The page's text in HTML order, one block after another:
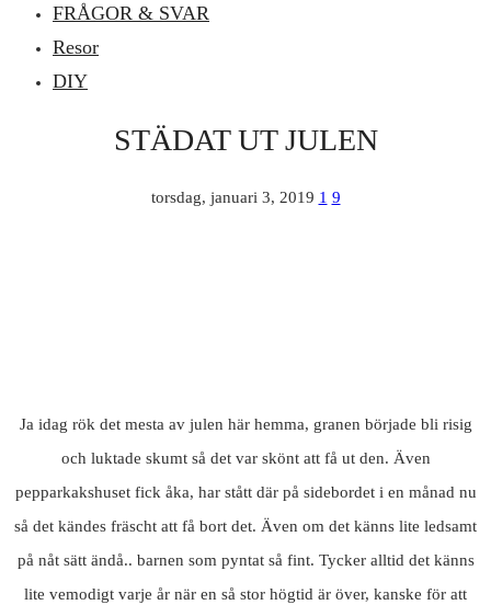
FRÅGOR & SVAR
Resor
DIY
STÄDAT UT JULEN
torsdag, januari 3, 2019 1 9
Ja idag rök det mesta av julen här hemma, granen började bli risig
och luktade skumt så det var skönt att få ut den. Även
pepparkakshuset fick åka, har stått där på sidebordet i en månad nu
så det kändes fräscht att få bort det. Även om det känns lite ledsamt
på nåt sätt ändå.. barnen som pyntat så fint. Tycker alltid det känns
lite vemodigt varje år när en så stor högtid är över, kanske för att